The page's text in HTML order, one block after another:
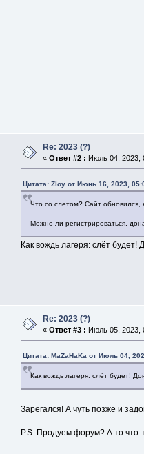
Re: 2023 (?)
« Ответ #2 : Июль 04, 2023,
Цитата: Zloy от Июнь 16, 2023,
Что со слетом? Сайт
Можно ли регистрироваться,
Как вождь лагеря: слёт
Re: 2023 (?)
« Ответ #3 : Июль 05, 2023,
Цитата: MaZaHaKa от Июль 04,
Как вождь лагеря: слёт будет!
Зарегался! А чуть позже и
P.S. Продуем форум? А то что-